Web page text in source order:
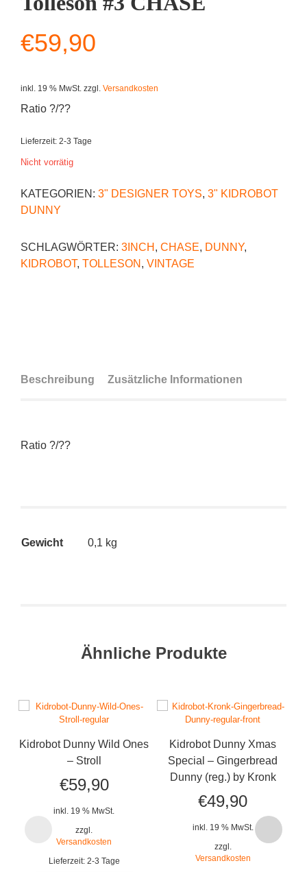
€59,90
inkl. 19 % MwSt. zzgl. Versandkosten
Ratio ?/??
Lieferzeit: 2-3 Tage
Nicht vorrätig
KATEGORIEN: 3" DESIGNER TOYS, 3" KIDROBOT
DUNNY
SCHLAGWÖRTER: 3INCH , CHASE, DUNNY,
KIDROBOT, TOLLESON , VINTAGE
Beschreibung Zusätzliche Informationen
Ratio ?/??
Gewicht 0,1 kg
Ähnliche Produkte
Kidrobot Dunny Wild Ones
– Stroll
€59,90
inkl. 19 % MwSt.
zzgl.
Versandkosten
Lieferzeit: 2-3 Tage
Kidrobot Dunny Xmas
Special – Gingerbread
Dunny (reg.) by Kronk
€49,90
inkl. 19 % MwSt.
zzgl.
Versandkosten